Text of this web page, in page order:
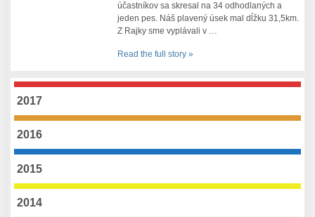
účastníkov sa skresal na 34 odhodlaných a
jeden pes. Náš plavený úsek mal dĺžku 31,5km.
Z Rajky sme vyplávali v …
Read the full story »
2017
2016
2015
2014